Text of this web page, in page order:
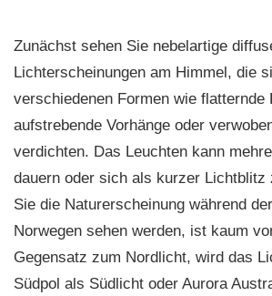
Zunächst sehen Sie nebelartige
Lichterscheinungen am Himmel, die
verschiedenen Formen wie flatternde
aufstrebende Vorhänge oder
verdichten. Das Leuchten kann
dauern oder sich als kurzer Lichtblitz
Sie die Naturerscheinung während
Norwegen sehen werden, ist kaum
Gegensatz zum Nordlicht, wird das
Südpol als Südlicht oder Aurora